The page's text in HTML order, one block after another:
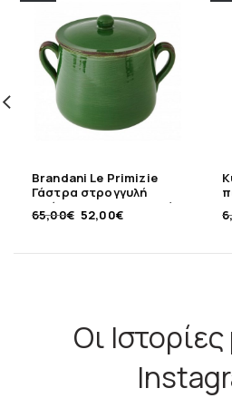
Brandani Le Primizie
Γάστρα στρογγυλή
πράσινη 21 εκ κεραμική
65,00€ 52,00€
Οι